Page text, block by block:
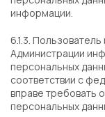
информации.
6.1.3.
Администрации
персональных
соответствии с
вправе требовать
персональных